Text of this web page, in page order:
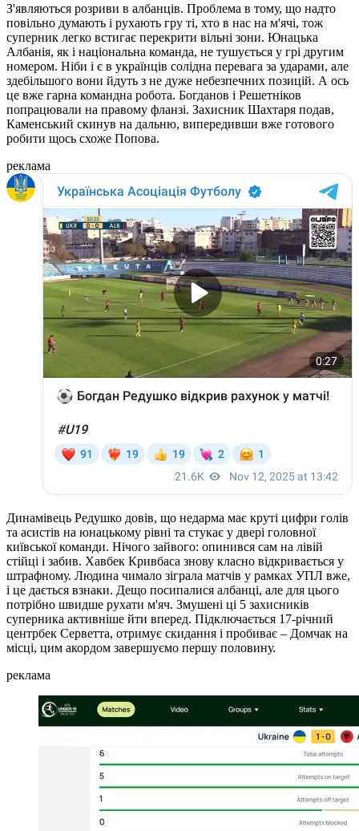
З'являються розриви в албанців. Проблема в тому, що надто
повільно думають і рухають гру ті, хто в нас на м'ячі, тож
суперник легко встигає перекрити вільні зони. Юнацька
Албанія, як і національна команда, не тушується у грі другим
номером. Ніби і є в українців солідна перевага за ударами, але
здебільшого вони йдуть з не дуже небезпечних позицій. А ось
це вже гарна командна робота. Богданов і Решетніков
попрацювали на правому фланзі. Захисник Шахтаря подав,
Каменський скинув на дальню, випередивши вже готового
робити щось схоже Попова.
реклама
Динамівець Редушко довів, що недарма має круті цифри голів
та асистів на юнацькому рівні та стукає у двері головної
київської команди. Нічого зайвого: опинився сам на лівій
стійці і забив. Хавбек Кривбаса знову класно відкривається у
штрафному. Людина чимало зіграла матчів у рамках УПЛ вже,
і це дається взнаки. Дещо посипалися албанці, але для цього
потрібно швидше рухати м'яч. Змушені ці 5 захисників
суперника активніше йти вперед. Підключається 17-річний
центрбек Серветта, отримує скидання і пробиває – Домчак на
місці, цим акордом завершуємо першу половину.
реклама